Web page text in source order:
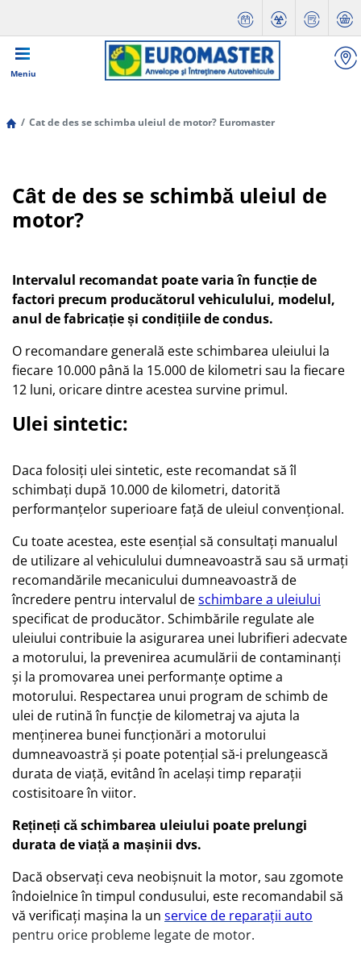
Meniu
Cat de des se schimba uleiul de motor? Euromaster
Cât de des se schimbă uleiul de
motor?
Intervalul recomandat poate varia în funcție de
factori precum producătorul vehiculului, modelul,
anul de fabricație și condițiile de condus.
O recomandare generală este schimbarea uleiului la
fiecare 10.000 până la 15.000 de kilometri sau la fiecare
12 luni, oricare dintre acestea survine primul.
Ulei sintetic:
Daca folosiți ulei sintetic, este recomandat să îl
schimbați după 10.000 de kilometri, datorită
performanțelor superioare față de uleiul convențional.
Cu toate acestea, este esențial să consultați manualul
de utilizare al vehiculului dumneavoastră sau să urmați
recomandările mecanicului dumneavoastră de
încredere pentru intervalul deschimbare a uleiului
specificat de producător. Schimbările regulate ale
uleiului contribuie la asigurarea unei lubrifieri adecvate
a motorului, la prevenirea acumulării de contaminanți
și la promovarea unei performanțe optime a
motorului. Respectarea unui program de schimb de
ulei de rutină în funcție de kilometraj va ajuta la
menținerea bunei funcționări a motorului
dumneavoastră și poate potențial să-i prelungească
durata de viață, evitând în același timp reparații
costisitoare în viitor.
Rețineți că schimbarea uleiului poate prelungi
durata de viață a mașinii dvs.
Dacă observați ceva neobișnuit la motor, sau zgomote
îndoielnice în timpul condusului, este recomandabil să
vă verificați mașina la un service de reparații auto
pentru orice probleme legate de motor.